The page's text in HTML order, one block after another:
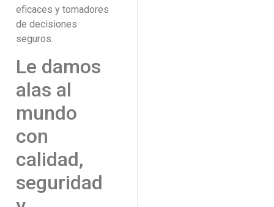
eficaces y tomadores
de decisiones
seguros.
Le damos
alas al
mundo
con
calidad,
seguridad